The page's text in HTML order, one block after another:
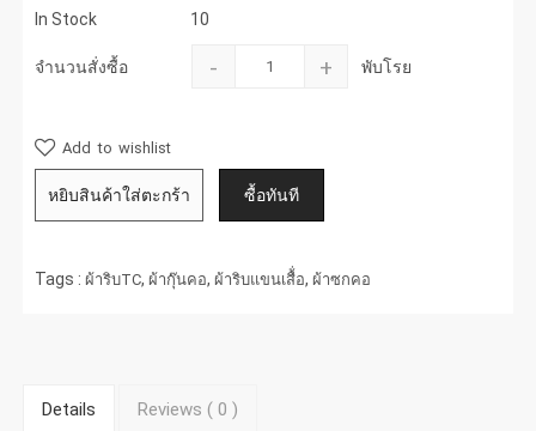
In Stock 10
จำนวนสั่งซื้อ - + พับโรย
Add to wishlist
Tags :ผ้าริบTC,ผ้ากุ๊นคอ,ผ้าริบแขนเสื้่อ,ผ้าซกคอ
Details Reviews ( 0)